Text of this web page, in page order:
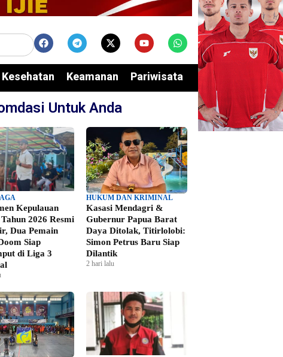
Kesehatan Keamanan Pariwisata Edukasi
Untuk Anda
Kepulauan
2026 Resmi
Dua Pemain
Siap
di Liga 3
HUKUM DAN KRIMINAL
Kasasi Mendagri &
Gubernur Papua Barat
Daya Ditolak, Titirlolobi:
Simon Petrus Baru Siap
Dilantik
2 hari lalu